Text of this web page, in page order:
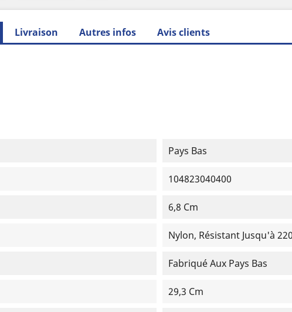
Livraison Autres infos Avis clients
Pays Bas
104823040400
6,8 Cm
Nylon, Résistant Jusqu'à
Fabriqué Aux Pays Bas
29,3 Cm